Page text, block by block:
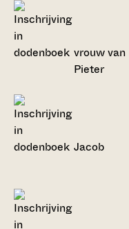
vrouw van
Pieter
Jacob